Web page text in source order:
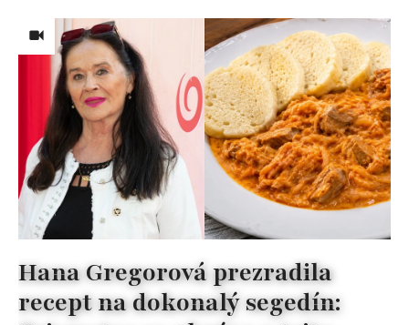
Hana Gregorová prezradila
recept na dokonalý segedín: